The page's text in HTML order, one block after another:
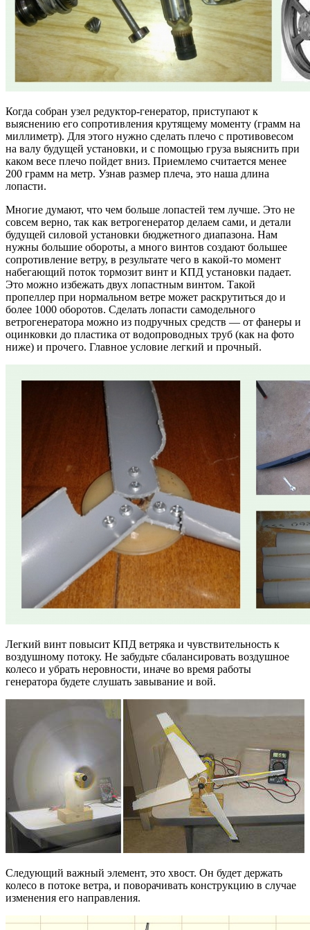
Когда собран узел редуктор-генератор, приступают к
выяснению его сопротивления крутящему моменту (грамм на
миллиметр). Для этого нужно сделать плечо с противовесом
на валу будущей установки, и с помощью груза выяснить при
каком весе плечо пойдет вниз. Приемлемо считается менее
200 грамм на метр. Узнав размер плеча, это наша длина
лопасти.
Многие думают, что чем больше лопастей тем лучше. Это не
совсем верно, так как ветрогенератор делаем сами, и детали
будущей силовой установки бюджетного диапазона. Нам
нужны большие обороты, а много винтов создают большее
сопротивление ветру, в результате чего в какой-то момент
набегающий поток тормозит винт и КПД установки падает.
Это можно избежать двух лопастным винтом. Такой
пропеллер при нормальном ветре может раскрутиться до и
более 1000 оборотов. Сделать лопасти самодельного
ветрогенератора можно из подручных средств — от фанеры и
оцинковки до пластика от водопроводных труб (как на фото
ниже) и прочего. Главное условие легкий и прочный.
Легкий винт повысит КПД ветряка и чувствительность к
воздушному потоку. Не забудьте сбалансировать воздушное
колесо и убрать неровности, иначе во время работы
генератора будете слушать завывание и вой.
Следующий важный элемент, это хвост. Он будет держать
колесо в потоке ветра, и поворачивать конструкцию в случае
изменения его направления.